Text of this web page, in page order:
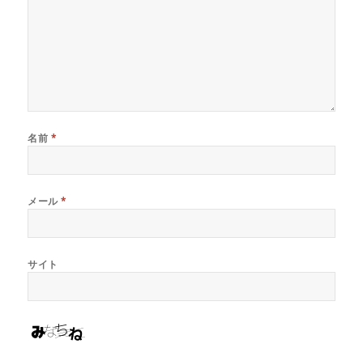
名前 *
メール*
サイト